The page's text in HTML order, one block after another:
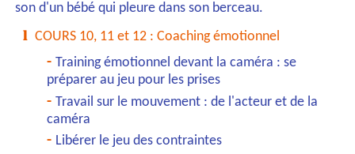
son d'un bébé qui pleure dans son berceau.
COURS 10, 11 et 12 : Coaching émotionnel
Training émotionnel devant la caméra : se
préparer au jeu pour les prises
Travail sur le mouvement : de l'acteur et de la
caméra
Libérer le jeu des contraintes